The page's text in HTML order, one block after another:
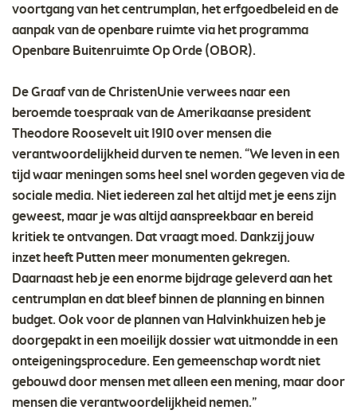
voortgang van het centrumplan, het erfgoedbeleid en de
aanpak van de openbare ruimte via het programma
Openbare Buitenruimte Op Orde (OBOR).
De Graaf van de ChristenUnie verwees naar een
beroemde toespraak van de Amerikaanse president
Theodore Roosevelt uit 1910 over mensen die
verantwoordelijkheid durven te nemen. “We leven in een
tijd waar meningen soms heel snel worden gegeven via de
sociale media. Niet iedereen zal het altijd met je eens zijn
geweest, maar je was altijd aanspreekbaar en bereid
kritiek te ontvangen. Dat vraagt moed. Dankzij jouw
inzet heeft Putten meer monumenten gekregen.
Daarnaast heb je een enorme bijdrage geleverd aan het
centrumplan en dat bleef binnen de planning en binnen
budget. Ook voor de plannen van Halvinkhuizen heb je
doorgepakt in een moeilijk dossier wat uitmondde in een
onteigeningsprocedure. Een gemeenschap wordt niet
gebouwd door mensen met alleen een mening, maar door
mensen die verantwoordelijkheid nemen.”